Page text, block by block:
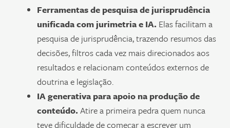
Ferramentas de pesquisa de jurisprudência
unificada com jurimetria e IA. Elas facilitam a
pesquisa de jurisprudência, trazendo resumos das
decisões, filtros cada vez mais direcionados aos
resultados e relacionam conteúdos externos de
doutrina e legislação.
IA generativa para apoio na produção de
conteúdo.Atire a primeira pedra quem nunca
teve dificuldade de começar a escrever um